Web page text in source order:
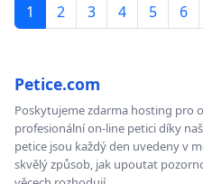
1 2 3 4 5 6
Petice.com
Poskytujeme zdarma hosting pro
profesionální on-line petici díky
petice jsou každý den uvedeny v
skvělý způsob, jak upoutat